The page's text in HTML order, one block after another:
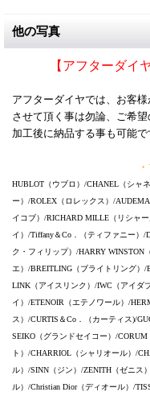
他の写真
【アフターダイ
アフターダイヤでは、お客
させて頂く事は勿論、ご希
加工後に納品する事も可能
HUBLOT（ウブロ）/CHANEL（シャ
ー）/ROLEX（ロレックス）/
イコブ）/RICHARD MILLE（リシャ
イ）/Tiffany＆Co．（ティファニー）/
ク・フィリップ）/HARRY WINSTON
エ）/BREITLING（ブライトリング）
LINK（アイスリンク）/IWC（アイダ
イ）/ETENOIR（エテノワール）/
ス）/CURTIS＆Co．（カーティス)/
SEIKO（グランドセイコー）/CORUM
ト）/CHARRIOL（シャリオール）/
ル）/SINN（ジン）/ZENITH（ゼニス
ル）/Christian Dior（ディオール）/